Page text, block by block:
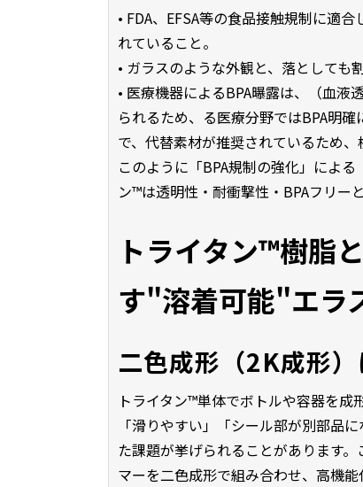
• FDA、EFSA等の食品接触規制に適
れていること。
• ガラスのような外観と、落としても
• 医療機器によるBPA曝露は、（血
られるため、る医療分野ではBPA明
で、代替素材が推奨されているため
このように「BPA規制の強化」によ
ン™は透明性・耐衝撃性・BPAフリー
トライタン™樹脂
す"溶着可能"エラ
二色成形（2K成形
トライタン™単体でボトルや容器を
「滑りやすい」「シール部が別部品
た課題が挙げられることがあります
マーを二色成形で組み合わせ、高機